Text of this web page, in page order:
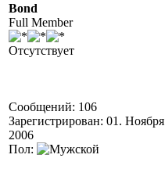
Bond
Full Member
Отсутствует
Сообщений: 106
Зарегистрирован: 01. Ноября
2006
Пол: